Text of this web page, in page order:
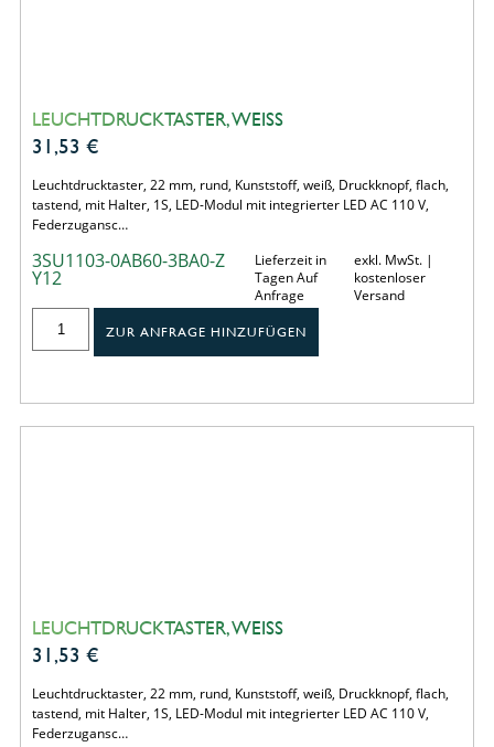
LEUCHTDRUCKTASTER, WEISS
31,53 €
Leuchtdrucktaster, 22 mm, rund, Kunststoff, weiß, Druckknopf, flach,
tastend, mit Halter, 1S, LED-Modul mit integrierter LED AC 110 V,
Federzugansc…
3SU1103-0AB60-3BA0-Z
Y12
Lieferzeit in
Tagen Auf
Anfrage
exkl. MwSt. |
kostenloser
Versand
ZUR ANFRAGE HINZUFÜGEN
LEUCHTDRUCKTASTER, WEISS
31,53 €
Leuchtdrucktaster, 22 mm, rund, Kunststoff, weiß, Druckknopf, flach,
tastend, mit Halter, 1S, LED-Modul mit integrierter LED AC 110 V,
Federzugansc…